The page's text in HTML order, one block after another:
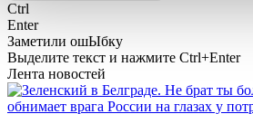
Ctrl
Enter
Заметили ошЫбку
Выделите текст и нажмите Ctrl+Enter
Лента новостей